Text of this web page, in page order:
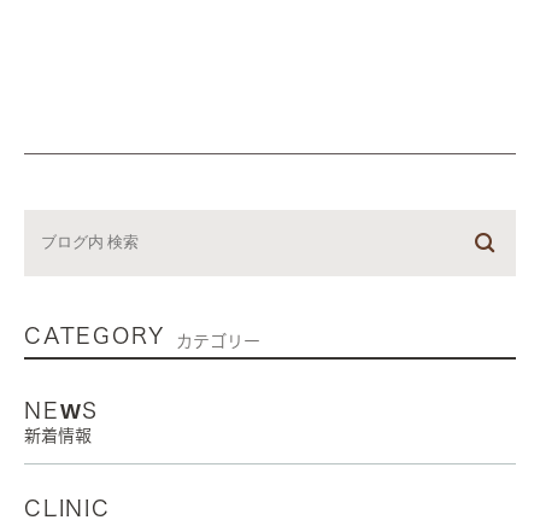
CATEGORY カテゴリー
NEWS
新着情報
CLINIC